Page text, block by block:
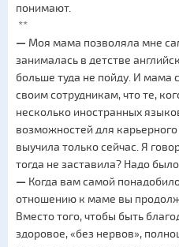
понимают.
**
— Моя мама позволяла мне
занималась в детстве
больше туда не пойду. И мама
своим сотрудникам, что те,
несколько иностранных
возможностей для карьерного
выучила только сейчас. Я
тогда не заставила? Надо
— Когда вам самой
отношению к маме вы
Вместо того, чтобы быть
здоровое, «без нервов»,